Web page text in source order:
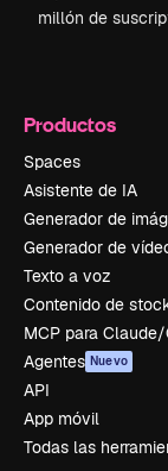
millón de
Productos
Spaces
Asistente de IA
Generador de
Generador de
Texto a voz
Contenido de
MCP para Claude/
Agentes Nuevo
API
App móvil
Todas las